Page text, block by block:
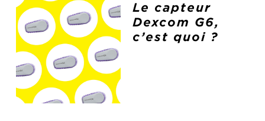
Le capteur
Dexcom G6,
c’est quoi ?